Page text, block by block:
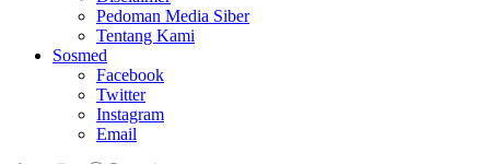
Pedoman Media Siber
Tentang Kami
Sosmed
Facebook
Twitter
Instagram
Email